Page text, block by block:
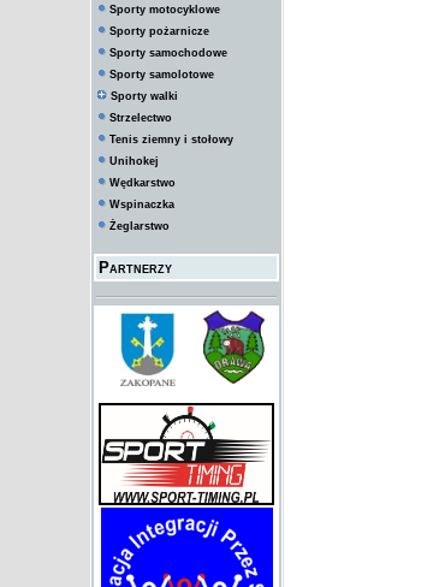
Sporty motocyklowe
Sporty pożarnicze
Sporty samochodowe
Sporty samolotowe
Sporty walki
Strzelectwo
Tenis ziemny i stołowy
Unihokej
Wędkarstwo
Wspinaczka
Żeglarstwo
Partnerzy